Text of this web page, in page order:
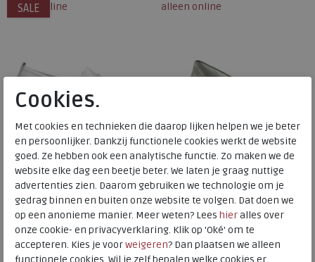
SALE
alleen online
Waldlaufer
Lorela weiss
wijdte Wijdtemaat H
alleen online
Waldlaufer
Hurly peltro
wijdte Wijdtemaat H
Cookies.
Met cookies en technieken die daarop lijken helpen we je beter
en persoonlijker. Dankzij functionele cookies werkt de website
goed. Ze hebben ook een analytische functie. Zo maken we de
website elke dag een beetje beter. We laten je graag nuttige
advertenties zien. Daarom gebruiken we technologie om je
gedrag binnen en buiten onze website te volgen. Dat doen we
op een anonieme manier. Meer weten? Lees hieralles over
onze cookie- en privacyverklaring. Klik op 'Oké' om te
accepteren. Kies je voorweigeren? Dan plaatsen we alleen
functionele cookies. Wil je zelf bepalen welke cookies er